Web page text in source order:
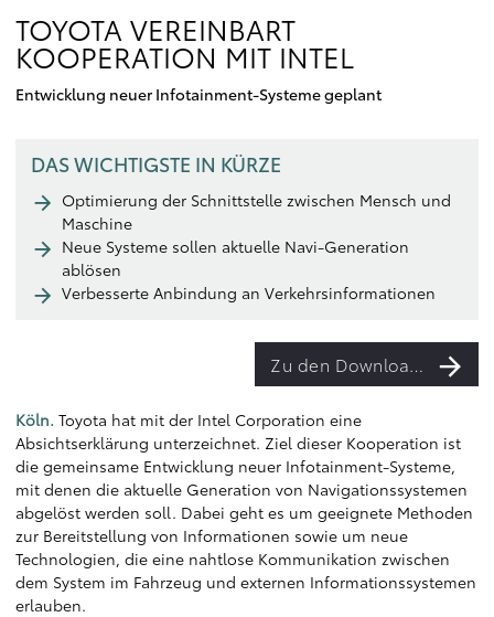
TOYOTA VEREINBART
KOOPERATION MIT INTEL
Entwicklung neuer Infotainment-Systeme geplant
DAS WICHTIGSTE IN KÜRZE
Optimierung der Schnittstelle zwischen Mensch und
Maschine
Neue Systeme sollen aktuelle Navi-Generation
ablösen
Verbesserte Anbindung an Verkehrsinformationen
Zu den Downloads
Köln. Toyota hat mit der Intel Corporation eine
Absichtserklärung unterzeichnet. Ziel dieser Kooperation ist
die gemeinsame Entwicklung neuer Infotainment-Systeme,
mit denen die aktuelle Generation von Navigationssystemen
abgelöst werden soll. Dabei geht es um geeignete Methoden
zur Bereitstellung von Informationen sowie um neue
Technologien, die eine nahtlose Kommunikation zwischen
dem System im Fahrzeug und externen Informationssystemen
erlauben.